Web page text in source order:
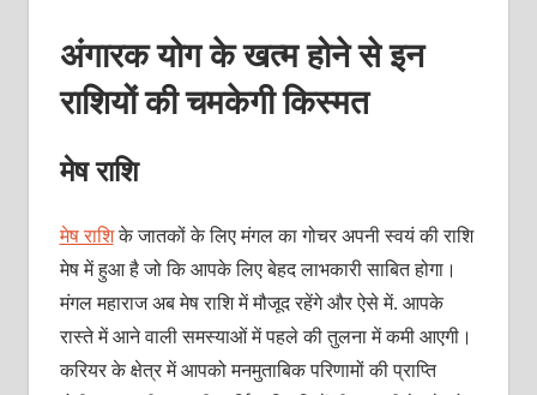
अंगारक योग के खत्म होने से इन
राशियों की चमकेगी किस्मत
मेष राशि
मेष राशिके जातकों के लिए मंगल का गोचर अपनी स्वयं की राशि
मेष में हुआ है जो कि आपके लिए बेहद लाभकारी साबित होगा।
मंगल महाराज अब मेष राशि में मौजूद रहेंगे और ऐसे में. आपके
रास्ते में आने वाली समस्याओं में पहले की तुलना में कमी आएगी।
करियर के क्षेत्र में आपको मनमुताबिक परिणामों की प्राप्ति